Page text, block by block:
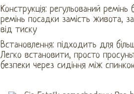
Конструкція: регульований ремінь
ремінь посадки замість живота,
від тиску
Встановлення: підходить для
Легко встановити, просто
безпеки через сидіння між